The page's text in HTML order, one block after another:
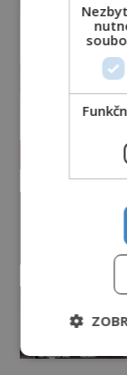
Vesmír a